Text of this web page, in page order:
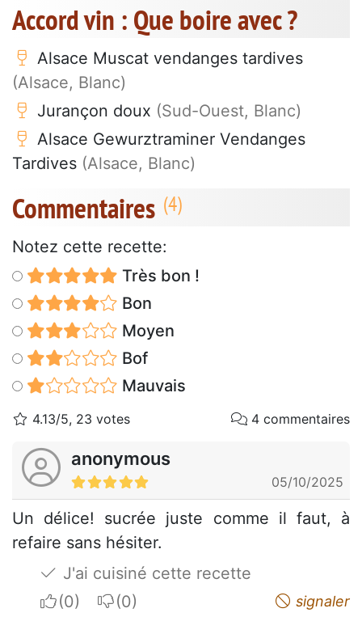
Accord vin : Que boire avec ?
Alsace Muscat vendanges tardives
(Alsace, Blanc)
Jurançon doux (Sud-Ouest, Blanc)
Alsace Gewurztraminer Vendanges
Tardives (Alsace, Blanc)
Commentaires
Notez cette recette:
Très bon !
Bon
Moyen
Bof
Mauvais
4.13/5, 23 votes 4 commentaires
anonymous
05/10/2025
Un délice! sucrée juste comme il faut, à
refaire sans hésiter.
J'ai cuisiné cette recette
I apreciateI do not appreciate signaler